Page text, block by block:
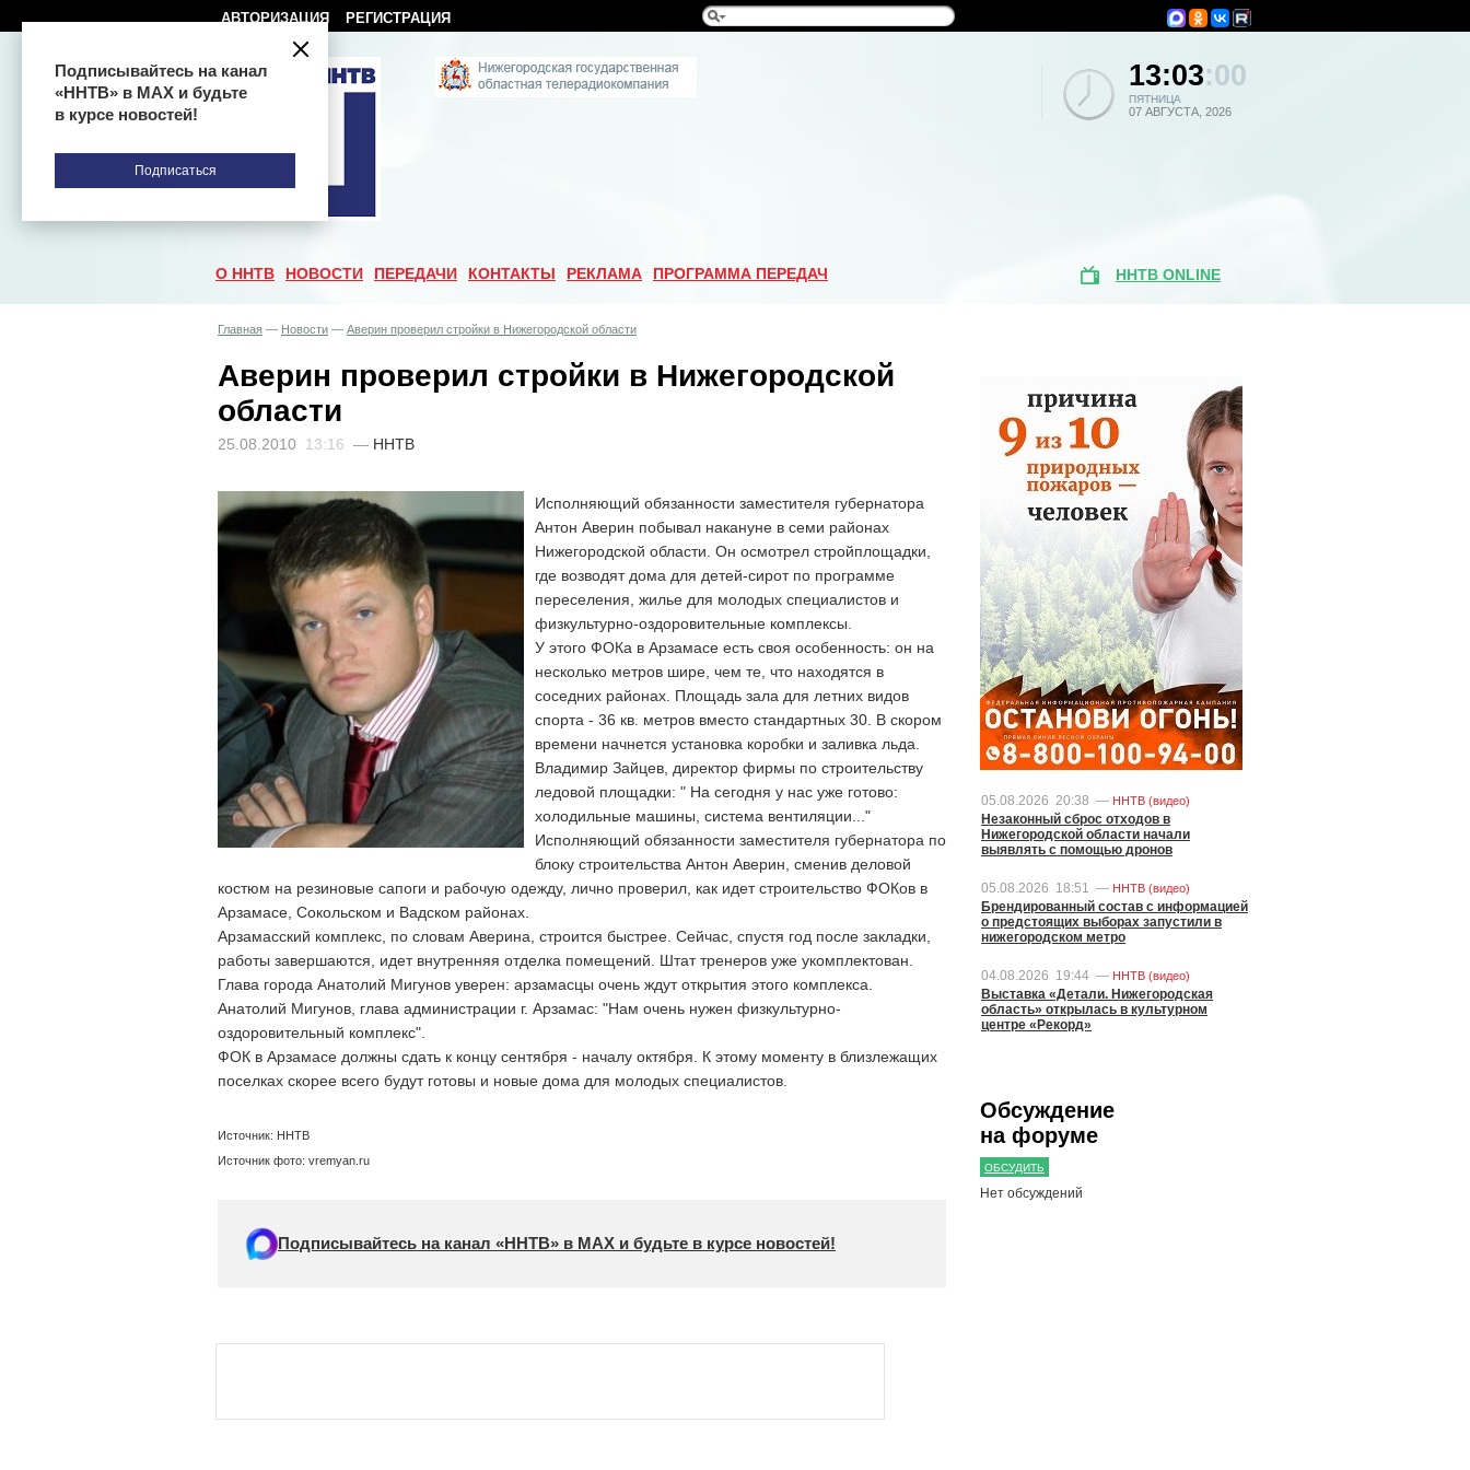
АВТОРИЗАЦИЯ РЕГИСТРАЦИЯ
13:03:00
ПЯТНИЦА
07 АВГУСТА, 2026
О ННТВ НОВОСТИ ПЕРЕДАЧИ КОНТАКТЫ РЕКЛАМА ПРОГРАММА ПЕРЕДАЧ ННТВ ONLINE
Главная — Новости — Аверин проверил стройки в Нижегородской области
Аверин проверил стройки в Нижегородской
области
25.08.2010 13:16 — ННТВ
Исполняющий обязанности заместителя губернатора
Антон Аверин побывал накануне в семи районах
Нижегородской области. Он осмотрел стройплощадки,
где возводят дома для детей-сирот по программе
переселения, жилье для молодых специалистов и
физкультурно-оздоровительные комплексы.
У этого ФОКа в Арзамасе есть своя особенность: он на
несколько метров шире, чем те, что находятся в
соседних районах. Площадь зала для летних видов
спорта - 36 кв. метров вместо стандартных 30. В скором
времени начнется установка коробки и заливка льда.
Владимир Зайцев, директор фирмы по строительству
ледовой площадки: " На сегодня у нас уже готово:
холодильные машины, система вентиляции..."
Исполняющий обязанности заместителя губернатора по
блоку строительства Антон Аверин, сменив деловой
костюм на резиновые сапоги и рабочую одежду, лично проверил, как идет строительство ФОКов в
Арзамасе, Сокольском и Вадском районах.
Арзамасский комплекс, по словам Аверина, строится быстрее. Сейчас, спустя год после закладки,
работы завершаются, идет внутренняя отделка помещений. Штат тренеров уже укомплектован.
Глава города Анатолий Мигунов уверен: арзамасцы очень ждут открытия этого комплекса.
Анатолий Мигунов, глава администрации г. Арзамас: "Нам очень нужен физкультурно-
оздоровительный комплекс".
ФОК в Арзамасе должны сдать к концу сентября - началу октября. К этому моменту в близлежащих
поселках скорее всего будут готовы и новые дома для молодых специалистов.
Источник: ННТВ
Источник фото: vremyan.ru
Подписывайтесь на канал «ННТВ» в МАХ и будьте в курсе новостей!
05.08.2026 20:38 — ННТВ (видео)
Незаконный сброс отходов в
Нижегородской области начали
выявлять с помощью дронов
05.08.2026 18:51 — ННТВ (видео)
Брендированный состав с информацией
о предстоящих выборах запустили в
нижегородском метро
04.08.2026 19:44 — ННТВ (видео)
Выставка «Детали. Нижегородская
область» открылась в культурном
центре «Рекорд»
Обсуждение
на форуме
ОБСУДИТЬ
Нет обсуждений
Подписывайтесь на канал
«ННТВ» в МАХ и будьте
в курсе новостей!
Подписаться